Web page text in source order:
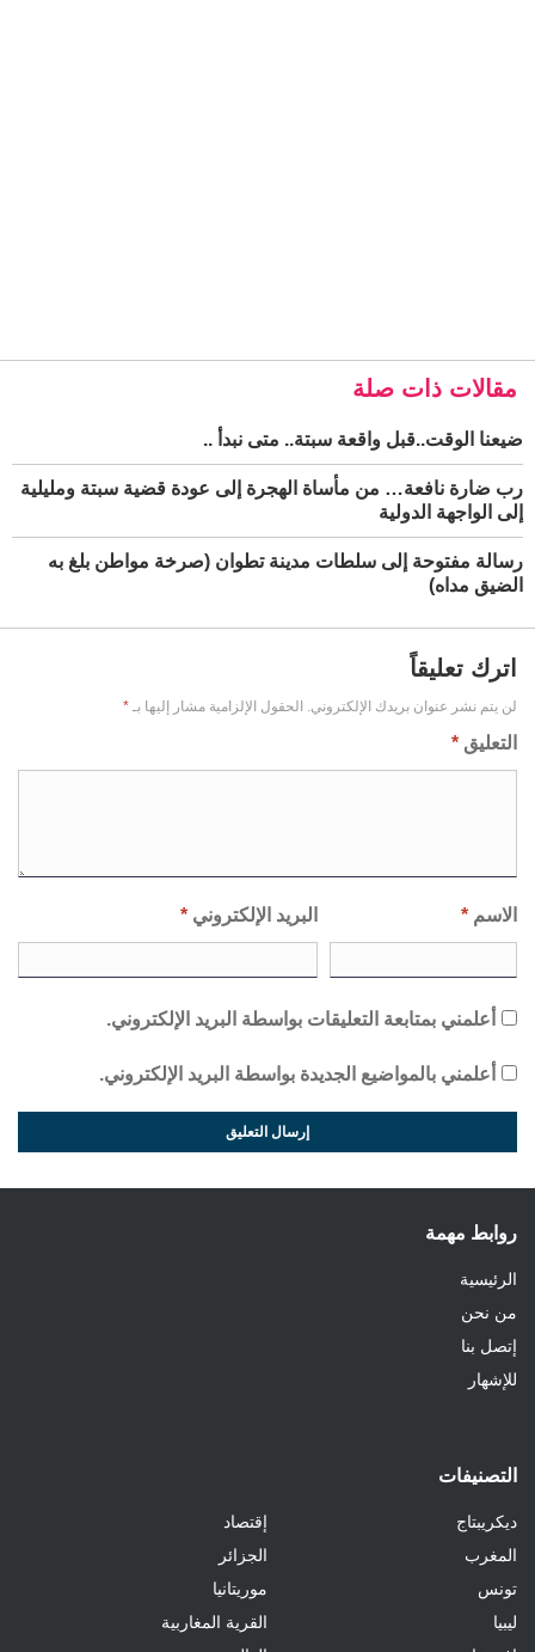
مقالات ذات صلة
ضيعنا الوقت..قبل واقعة سبتة.. متى نبدأ ..
رب ضارة نافعة… من مأساة الهجرة إلى عودة قضية سبتة ومليلية
إلى الواجهة الدولية
رسالة مفتوحة إلى سلطات مدينة تطوان (صرخة مواطن بلغ به
الضيق مداه)
اترك تعليقاً
لن يتم نشر عنوان بريدك الإلكتروني. الحقول الإلزامية مشار إليها بـ *
التعليق *
الاسم * البريد الإلكتروني*
أعلمني بمتابعة التعليقات بواسطة البريد الإلكتروني.
أعلمني بالمواضيع الجديدة بواسطة البريد الإلكتروني.
روابط مهمة
الرئيسية
من نحن
إتصل بنا
للإشهار
التصنيفات
ديكريبتاج
إقتصاد
المغرب
الجزائر
تونس
موريتانيا
ليبيا
القرية المغاربية